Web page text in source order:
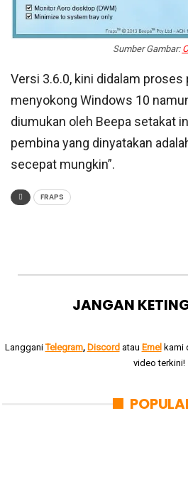
Sumber Gambar:
Versi 3.6.0, kini didalam
menyokong Windows 10
diumukan oleh Beepa setakat
pembina yang dinyatakan
secepat mungkin”.
FRAPS
JANGAN
LangganiTelegram, Discordatau Emel kami
video terkini!